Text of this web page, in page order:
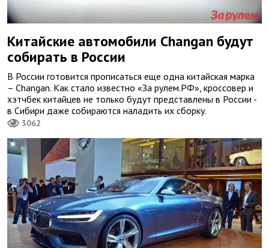
Китайские автомобили Changan будут
собирать в России
В России готовится прописаться еще одна китайская марка
– Changan. Как стало известно «За рулем.РФ», кроссовер и
хэтчбек китайцев не только будут представлены в России -
в Сибири даже собираются наладить их сборку.
3062